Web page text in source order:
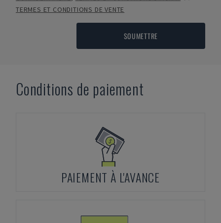
TERMES ET CONDITIONS DE VENTE
SOUMETTRE
Conditions de paiement
PAIEMENT À L'AVANCE